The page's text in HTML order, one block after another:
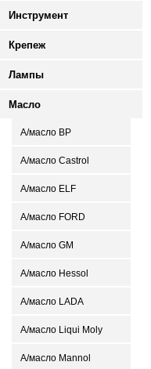
Инструмент
Крепеж
Лампы
Масло
А/масло BP
А/масло Castrol
А/масло ELF
А/масло FORD
А/масло GM
А/масло Hessol
А/масло LADA
А/масло Liqui Moly
А/масло Mannol